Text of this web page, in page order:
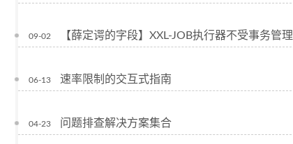
09-02 【薛定谔的字段】XXL-JOB执行器不受事务管理
06-13 速率限制的交互式指南
04-23 问题排查解决方案集合